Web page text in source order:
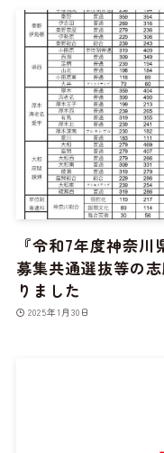
『令和7年度神奈
募集共通選抜等の
りました
2025年1月30日